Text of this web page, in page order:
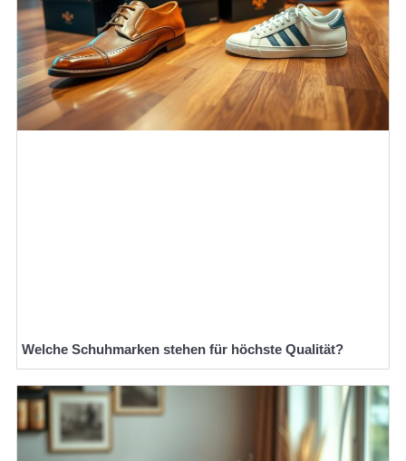
Welche Schuhmarken stehen für höchste Qualität?